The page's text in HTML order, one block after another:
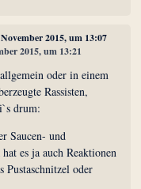
2015, um 13:07
2015, um 13:21
oder in einem
Rassisten,
drum:
Saucen- und
es ja auch Reaktionen
Pustaschnitzel oder